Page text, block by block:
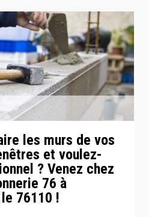
les murs de vos
et voulez-
? Venez chez
76 à
76110 !